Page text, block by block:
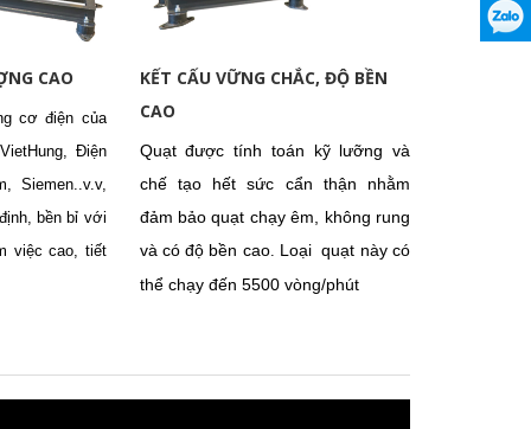
CAO
cơ điện của
Điện
Siemen..v.v,
bền bỉ với
việc cao, tiết
KẾT CẤU VỮNG CHẮC, ĐỘ BỀN
CAO
Quạt được tính toán kỹ lưỡng và
chế tạo hết sức cẩn thận nhằm
đảm bảo quạt chạy êm, không rung
và có độ bền cao. Loại quạt này có
thể chạy đến 5500 vòng/phút